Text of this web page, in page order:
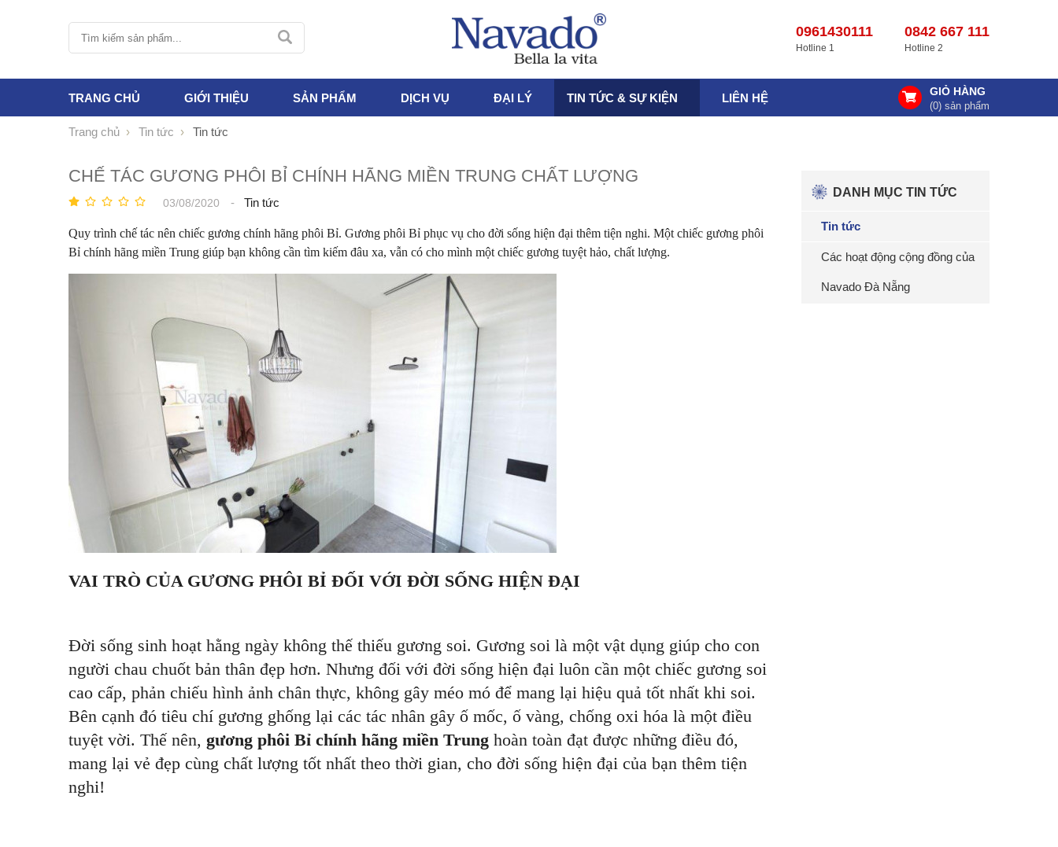
0961430111
Hotline 1
0842 667 111
Hotline 2
TRANG CHỦ GIỚI THIỆU SẢN PHẨM DỊCH VỤ ĐẠI LÝ TIN TỨC & SỰ KIỆN LIÊN HỆ GIỎ HÀNG
(0) sản phẩm
Trang chủ Tin tức Tin tức
CHẾ TÁC GƯƠNG PHÔI BỈ CHÍNH HÃNG MIỀN TRUNG CHẤT LƯỢNG
03/08/2020 - Tin tức
Quy trình chế tác nên chiếc gương chính hãng phôi Bỉ. Gương phôi Bỉ phục vụ cho đời sống hiện đại thêm tiện nghi. Một chiếc gương phôi
Bỉ chính hãng miền Trung giúp bạn không cần tìm kiếm đâu xa, vẫn có cho mình một chiếc gương tuyệt hảo, chất lượng.
VAI TRÒ CỦA GƯƠNG PHÔI BỈ ĐỐI VỚI ĐỜI SỐNG HIỆN ĐẠI
Đời sống sinh hoạt hằng ngày không thế thiếu gương soi. Gương soi là một vật dụng giúp cho con
người chau chuốt bản thân đẹp hơn. Nhưng đối với đời sống hiện đại luôn cần một chiếc gương soi
cao cấp, phản chiếu hình ảnh chân thực, không gây méo mó để mang lại hiệu quả tốt nhất khi soi.
Bên cạnh đó tiêu chí gương ghống lại các tác nhân gây ố mốc, ố vàng, chống oxi hóa là một điều
tuyệt vời. Thế nên, gương phôi Bỉ chính hãng miền Trung hoàn toàn đạt được những điều đó,
mang lại vẻ đẹp cùng chất lượng tốt nhất theo thời gian, cho đời sống hiện đại của bạn thêm tiện
nghi!
DANH MỤC TIN TỨC
Tin tức
Các hoạt động cộng đồng của
Navado Đà Nẵng